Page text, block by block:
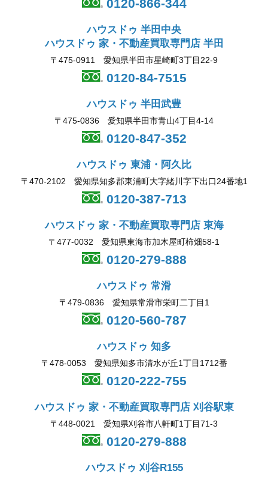
0120-866-344
ハウスドゥ 半田中央
ハウスドゥ 家・不動産買取専門店 半田
〒475-0911 愛知県半田市星崎町3丁目22-9
0120-84-7515
ハウスドゥ 半田武豊
〒475-0836 愛知県半田市青山4丁目4-14
0120-847-352
ハウスドゥ 東浦・阿久比
〒470-2102 愛知県知多郡東浦町大字緒川字下出口24番地1
0120-387-713
ハウスドゥ 家・不動産買取専門店 東海
〒477-0032 愛知県東海市加木屋町柿畑58-1
0120-279-888
ハウスドゥ 常滑
〒479-0836 愛知県常滑市栄町二丁目1
0120-560-787
ハウスドゥ 知多
〒478-0053 愛知県知多市清水が丘1丁目1712番
0120-222-755
ハウスドゥ 家・不動産買取専門店 刈谷駅東
〒448-0021 愛知県刈谷市八軒町1丁目71-3
0120-279-888
ハウスドゥ 刈谷R155